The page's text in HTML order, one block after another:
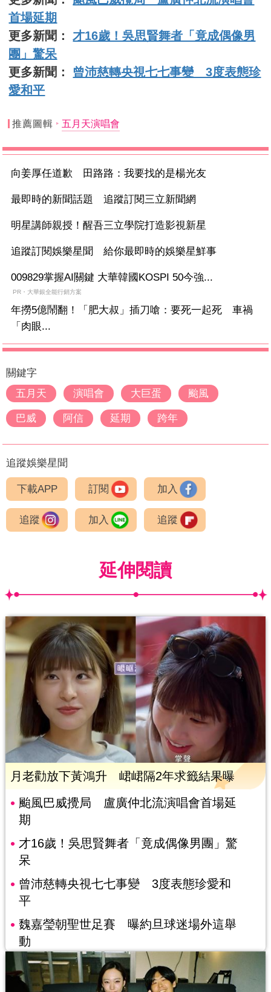
首場延期
更多新聞：才16歲！吳思賢舞者「竟成偶像男
團」驚呆
更多新聞： 曾沛慈轉央視七七事變 3度表態珍
愛和平
推薦圖輯 五月天演唱會
向姜厚任道歉 田路路：我要找的是楊光友
最即時的新聞話題 追蹤訂閱三立新聞網
明星講師親授！醒吾三立學院打造影視新星
追蹤訂閱娛樂星聞 給你最即時的娛樂星鮮事
009829掌握AI關鍵 大華韓國KOSPI 50今強...
PR・大華銀全能行銷方案
年撈5億鬧翻！「肥大叔」插刀嗆：要死一起死 車禍
「肉眼...
關鍵字
五月天
演唱會 大巨蛋 颱風
巴威 阿信 延期 跨年
追蹤娛樂星聞
下載APP 訂閱 加入
追蹤 加入 追蹤
延伸閱讀
月老勸放下黃鴻升 峮峮隔2年求籤結果曝
颱風巴威攪局 盧廣仲北流演唱會首場延
期
才16歲！吳思賢舞者「竟成偶像男團」驚
呆
曾沛慈轉央視七七事變 3度表態珍愛和
平
魏嘉瑩朝聖世足賽 曝約旦球迷場外這舉
動